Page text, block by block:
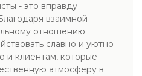
- это вправду
взаимной
отношению
славно и уютно
и клиентам, которые
атмосферу в